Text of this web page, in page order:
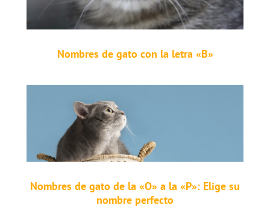
Nombres de gato con la letra «B»
Nombres de gato de la «O» a la «P»: Elige su
nombre perfecto